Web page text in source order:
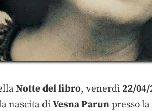
Notte del libro, venerdì 22/04/
nascita di Vesna Parunpresso